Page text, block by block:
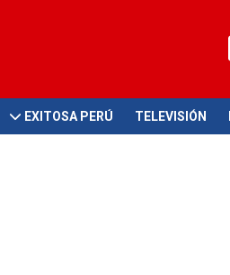
EXITOSA PERÚ TELEVISIÓN